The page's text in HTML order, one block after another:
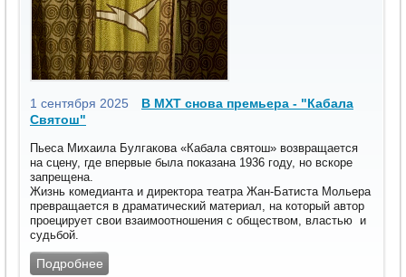
1 сентября 2025
В МХТ снова премьера - "Кабала
Святош"
Пьеса Михаила Булгакова «Кабала святош» возвращается
на сцену, где впервые была показана 1936 году, но вскоре
запрещена.
Жизнь комедианта и директора театра Жан-Батиста Мольера
превращается в драматический материал, на который автор
проецирует свои взаимоотношения с обществом, властью и
судьбой.
Подробнее